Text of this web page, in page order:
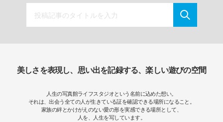
美しさを表現し、思い出を記録する、楽しい遊びの空間
人生の写真館ライフスタジオという名前に込めた想い。
それは、出会う全ての人が生きている証を確認できる場所になること。
家族の絆とかけがえのない愛の形を実感できる場所として、
人を、人生を写しています。